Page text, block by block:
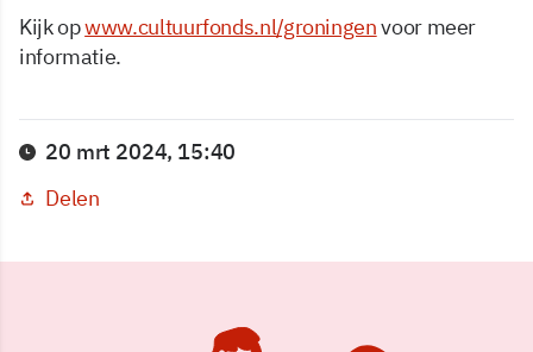
Kijk opwww.cultuurfonds.nl/groningenvoor meer
informatie.
20 mrt 2024, 15:40
Delen